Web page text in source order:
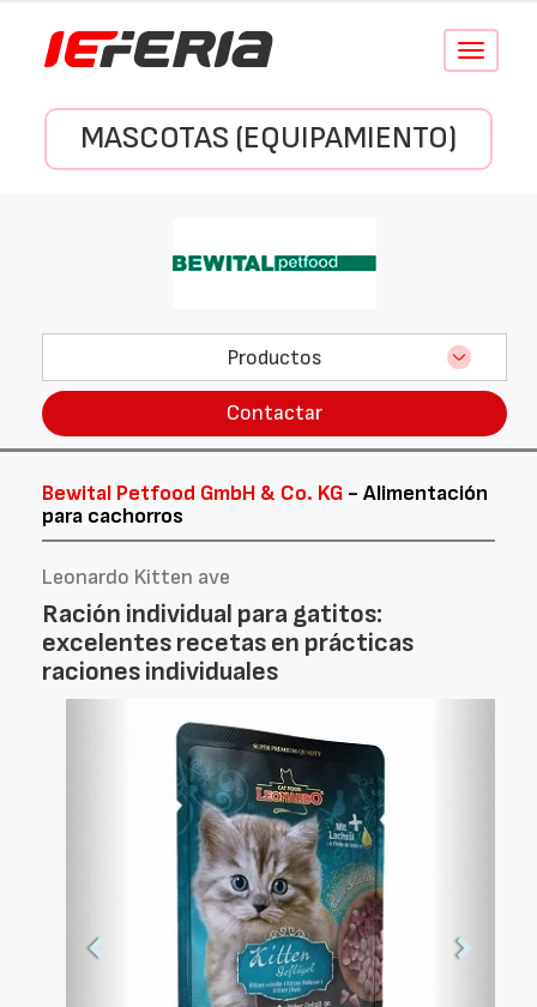
Conmutar
MASCOTAS (EQUIPAMIENTO)
Productos
Contactar
Bewital Petfood GmbH & Co. KG - Alimentación
para cachorros
Leonardo Kitten ave
Ración individual para gatitos:
excelentes recetas en prácticas
raciones individuales
Anterior